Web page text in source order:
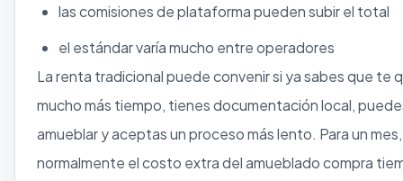
las comisiones de plataforma pueden subir el total
el estándar varía mucho entre operadores
La renta tradicional puede convenir si ya sabes que te
mucho más tiempo, tienes documentación local,
amueblar y aceptas un proceso más lento. Para un mes,
normalmente el costo extra del amueblado compra